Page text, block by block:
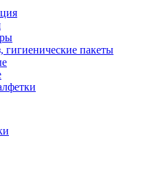
гигиенические пакеты